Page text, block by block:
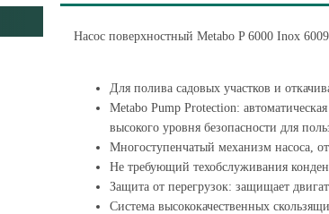
Насос поверхностный Metabo P 6000 Inox
Для полива садовых участков и
Metabo Pump Protection:
высокого уровня безопасности для
Многоступенчатый механизм насоса,
Не требующий техобслуживания
Защита от перегрузок: защищает
Система высококачественных